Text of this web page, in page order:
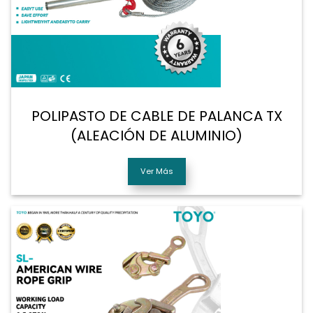
POLIPASTO DE CABLE DE PALANCA TX
(ALEACIÓN DE ALUMINIO)
Ver Más